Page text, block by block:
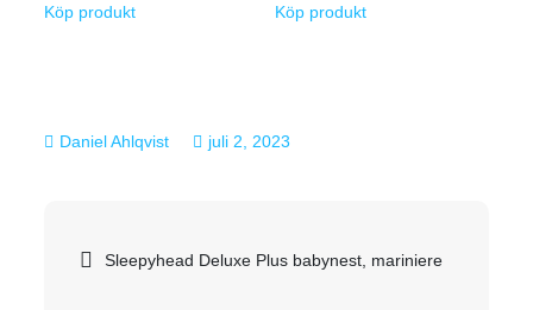
Köp produkt Köp produkt
juli 2, 2023
Inläggsnavigering
Sleepyhead Deluxe Plus babynest, mariniere